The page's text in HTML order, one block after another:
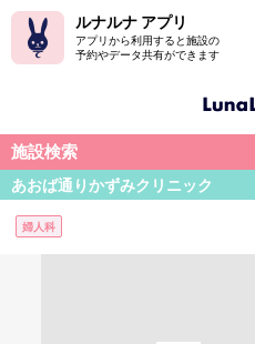
ルナルナ アプリ
アプリから利用すると施設の
予約やデータ共有ができます
施設検索
あおば通りかずみクリニック
婦人科